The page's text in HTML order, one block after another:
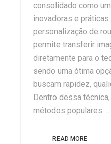
consolidado como
inovadoras e
personalização de
permite transferir
diretamente para o
sendo uma ótima
buscam rapidez,
Dentro dessa
métodos populares: …
READ MORE